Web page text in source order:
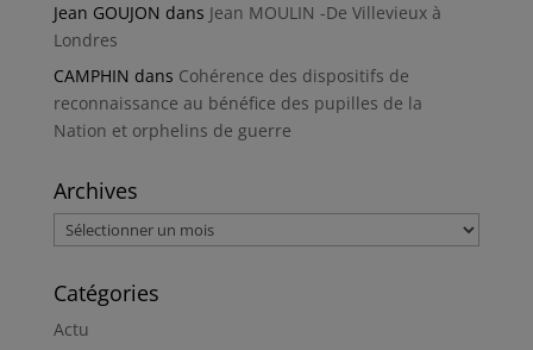
Jean GOUJON dans Jean MOULIN -De Villevieux à
Londres
CAMPHIN dans Cohérence des dispositifs de
reconnaissance au bénéfice des pupilles de la
Nation et orphelins de guerre
Archives
Archives
Catégories
Actu